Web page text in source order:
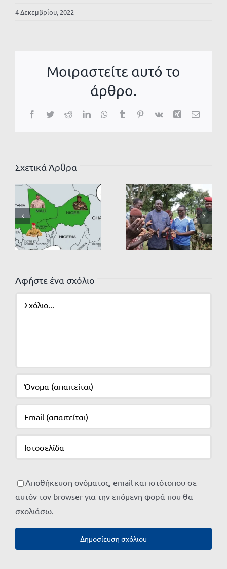
4 Δεκεμβρίου, 2022
Μοιραστείτε αυτό το
άρθρο.
Facebook
TwitterRedditLinkedInWhatsApp
TumblrPinterest
Vk Xing Email
Σχετικά Άρθρα
Αφήστε ένα σχόλιο
Αποθήκευση ονόματος, email και ιστότοπου σε
αυτόν τον browser για την επόμενη φορά που θα
σχολιάσω.